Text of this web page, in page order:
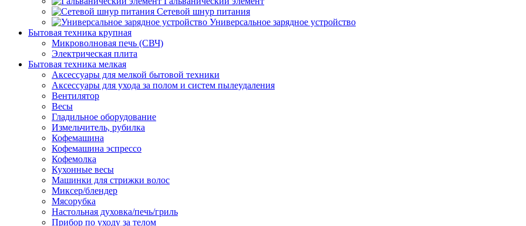
Сетевой шнур питания
Универсальное зарядное устройство
Бытовая техника крупная
Микроволновая печь (СВЧ)
Электрическая плита
Бытовая техника мелкая
Аксессуары для мелкой бытовой техники
Аксессуары для ухода за полом и систем пылеудаления
Вентилятор
Весы
Гладильное оборудование
Измельчитель, рубилка
Кофемашина
Кофемашина эспрессо
Кофемолка
Кухонные весы
Машинки для стрижки волос
Миксер/блендер
Мясорубка
Настольная духовка/печь/гриль
Прибор по уходу за телом